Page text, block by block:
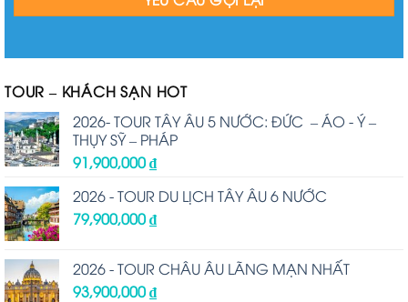
TOUR – KHÁCH SẠN HOT
2026- TOUR TÂY ÂU 5 NƯỚC: ĐỨC – ÁO - Ý –
THỤY SỸ – PHÁP
91,900,000₫
2026 - TOUR DU LỊCH TÂY ÂU 6 NƯỚC
79,900,000₫
2026 - TOUR CHÂU ÂU LÃNG MẠN NHẤT
93,900,000₫